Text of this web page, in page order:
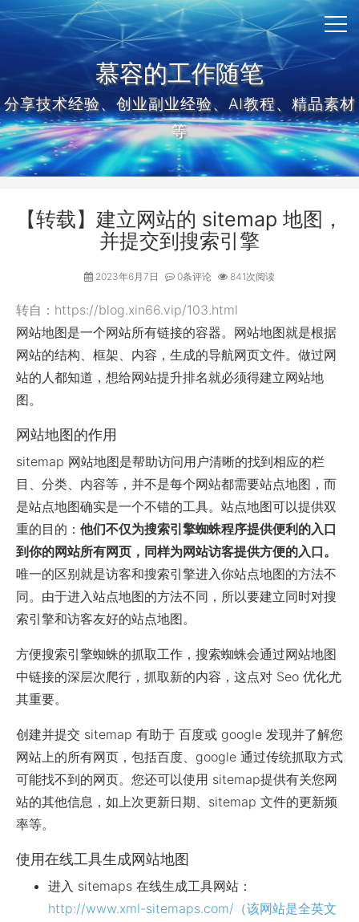
慕容的工作随笔
分享技术经验、创业副业经验、AI教程、精品素材
等
【转载】建立网站的 sitemap 地图，
并提交到搜索引擎
2023年6月7日 0条评论 841次阅读
转自：https://blog.xin66.vip/103.html
网站地图是一个网站所有链接的容器。网站地图就是根据
网站的结构、框架、内容，生成的导航网页文件。做过网
站的人都知道，想给网站提升排名就必须得建立网站地
图。
网站地图的作用
sitemap 网站地图是帮助访问用户清晰的找到相应的栏
目、分类、内容等，并不是每个网站都需要站点地图，而
是站点地图确实是一个不错的工具。站点地图可以提供双
重的目的： 他们不仅为搜索引擎蜘蛛程序提供便利的入口
到你的网站所有网页，同样为网站访客提供方便的入口。
唯一的区别就是访客和搜索引擎进入你站点地图的方法不
同。由于进入站点地图的方法不同，所以要建立同时对搜
索引擎和访客友好的站点地图。
方便搜索引擎蜘蛛的抓取工作，搜索蜘蛛会通过网站地图
中链接的深层次爬行，抓取新的内容，这点对 Seo 优化尤
其重要。
创建并提交 sitemap 有助于 百度或 google 发现并了解您
网站上的所有网页，包括百度、google 通过传统抓取方式
可能找不到的网页。您还可以使用 sitemap提供有关您网
站的其他信息，如上次更新日期、sitemap 文件的更新频
率等。
使用在线工具生成网站地图
进入 sitemaps 在线生成工具网站：
http://www.xml-sitemaps.com/（该网站是全英文